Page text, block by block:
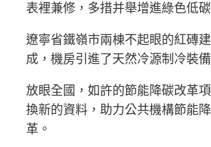
表裡兼修，多措并舉增進綠色低
遼寧省鐵嶺市兩棟不起眼的紅磚
成，機房引進了天然冷源制冷裝
放眼全國，如許的節能降碳改革
換新的資料，助力公共機構節能
革。